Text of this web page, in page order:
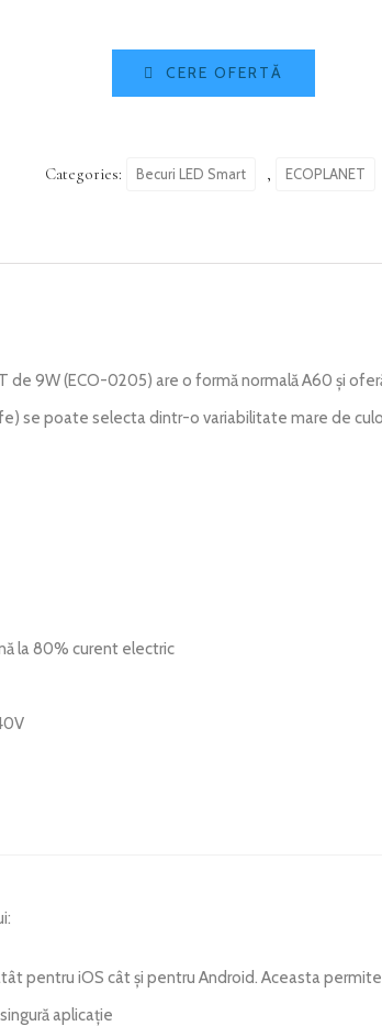
CERE OFERTĂ
Categories: Becuri LED Smart ECOPLANET
de 9W (ECO-0205) are o formă normală A60 și
se poate selecta dintr-o variabilitate mare de
la 80% curent electric
pentru iOS cât și pentru Android. Aceasta
aplicație